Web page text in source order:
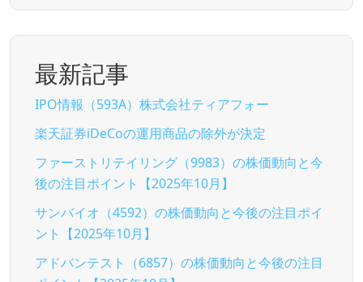
最新記事
IPO情報（593A）株式会社ティアフォー
楽天証券iDeCoの運用商品の除外が決定
ファーストリテイリング（9983）の株価動向と今
後の注目ポイント【2025年10月】
サンバイオ（4592）の株価動向と今後の注目ポイ
ント【2025年10月】
アドバンテスト（6857）の株価動向と今後の注目